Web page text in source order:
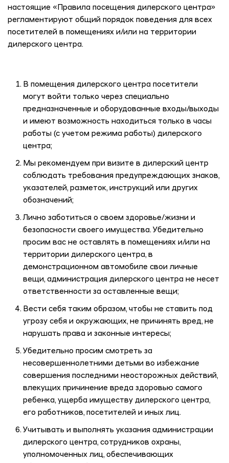
настоящие «Правила посещения дилерского центра»
регламентируют общий порядок поведения для всех
посетителей в помещениях и/или на территории
дилерского центра.
В помещения дилерского центра посетители
могут войти только через специально
предназначенные и оборудованные входы/выходы
и имеют возможность находиться только в часы
работы (с учетом режима работы) дилерского
центра;
Мы рекомендуем при визите в дилерский центр
соблюдать требования предупреждающих знаков,
указателей, разметок, инструкций или других
обозначений;
Лично заботиться о своем здоровье/жизни и
безопасности своего имущества. Убедительно
просим вас не оставлять в помещениях и/или на
территории дилерского центра, в
демонстрационном автомобиле свои личные
вещи, администрация дилерского центра не несет
ответственности за оставленные вещи;
Вести себя таким образом, чтобы не ставить под
угрозу себя и окружающих, не причинять вред, не
нарушать права и законные интересы;
Убедительно просим смотреть за
несовершеннолетними детьми во избежание
совершения последними неосторожных действий,
влекущих причинение вреда здоровью самого
ребенка, ущерба имуществу дилерского центра,
его работников, посетителей и иных лиц.
Учитывать и выполнять указания администрации
дилерского центра, сотрудников охраны,
уполномоченных лиц, обеспечивающих